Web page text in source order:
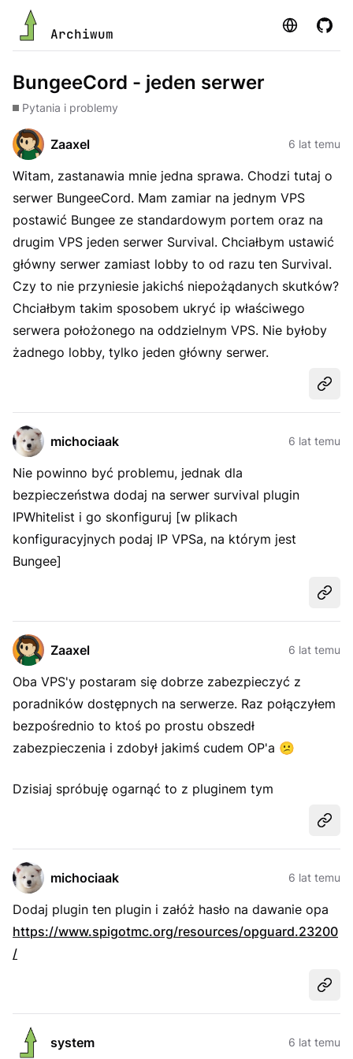
Archiwum Strona
BungeeCord - jeden serwer
Pytania i problemy
Zaaxel 6 lat temu
Witam, zastanawia mnie jedna sprawa. Chodzi tutaj o
serwer BungeeCord. Mam zamiar na jednym VPS
postawić Bungee ze standardowym portem oraz na
drugim VPS jeden serwer Survival. Chciałbym ustawić
główny serwer zamiast lobby to od razu ten Survival.
Czy to nie przyniesie jakichś niepożądanych skutków?
Chciałbym takim sposobem ukryć ip właściwego
serwera położonego na oddzielnym VPS. Nie byłoby
żadnego lobby, tylko jeden główny serwer.
michociaak 6 lat temu
Nie powinno być problemu, jednak dla
bezpieczeństwa dodaj na serwer survival plugin
IPWhitelist i go skonfiguruj [w plikach
konfiguracyjnych podaj IP VPSa, na którym jest
Bungee]
Zaaxel 6 lat temu
Oba VPS'y postaram się dobrze zabezpieczyć z
poradników dostępnych na serwerze. Raz połączyłem
bezpośrednio to ktoś po prostu obszedł
zabezpieczenia i zdobył jakimś cudem OP'a 😕
Dzisiaj spróbuję ogarnąć to z pluginem tym
michociaak 6 lat temu
Dodaj plugin ten plugin i załóż hasło na dawanie opa
https://www.spigotmc.org/resources/opguard.23200
/
system 6 lat temu